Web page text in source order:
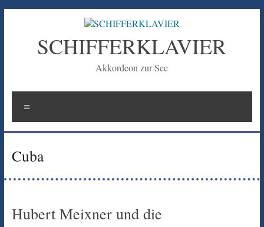
SCHIFFERKLAVIER
Akkordeon zur See
Cuba
Hubert Meixner und die